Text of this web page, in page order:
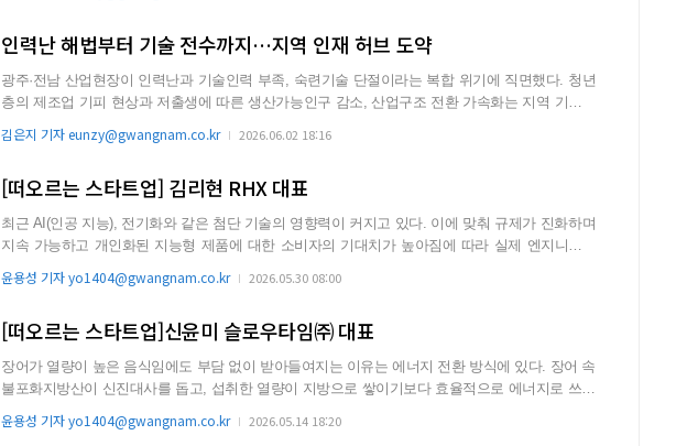
인력난 해법부터 기술 전수까지…지역 인재 허브 도약
광주·전남 산업현장이 인력난과 기술인력 부족, 숙련기술 단절이라는 복합 위기에 직면했다. 청년
층의 제조업 기피 현상과 저출생에 따른 생산가능인구 감소, 산업구조 전환 가속화는 지역 기업들
김은지 기자 eunzy@gwangnam.co.kr 2026.06.02 18:16
[떠오르는 스타트업] 김리현 RHX 대표
최근 AI(인공 지능), 전기화와 같은 첨단 기술의 영향력이 커지고 있다. 이에 맞춰 규제가 진화하며
지속 가능하고 개인화된 지능형 제품에 대한 소비자의 기대치가 높아짐에 따라 실제 엔지니어링
윤용성 기자 yo1404@gwangnam.co.kr 2026.05.30 08:00
[떠오르는 스타트업]신윤미 슬로우타임㈜ 대표
장어가 열량이 높은 음식임에도 부담 없이 받아들여지는 이유는 에너지 전환 방식에 있다. 장어 속
불포화지방산이 신진대사를 돕고, 섭취한 열량이 지방으로 쌓이기보다 효율적으로 에너지로 쓰이
윤용성 기자 yo1404@gwangnam.co.kr 2026.05.14 18:20